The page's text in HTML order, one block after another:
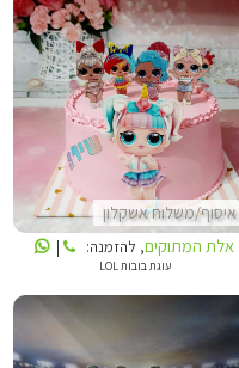
איסוף/משלוח אשקלון
אלת המתוקים
אלת המתוקים, להזמנה: |
עוגת בובות LOL